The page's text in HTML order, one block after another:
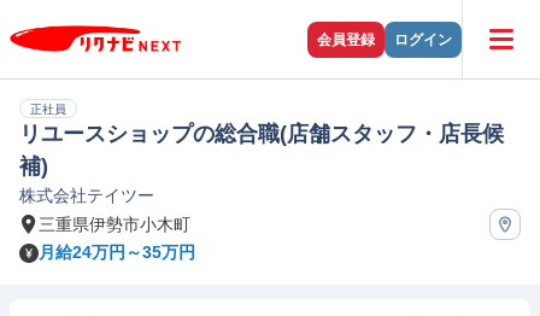
会員登録 ログイン
正社員
リユースショップの総合職(店舗スタッフ・店長候
補)
株式会社テイツー
三重県伊勢市小木町
月給24万円～35万円